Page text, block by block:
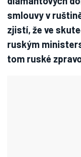
smlouvy v
zjistí, že ve
ruským
tom ruské